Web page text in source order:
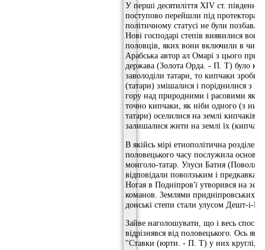
У перші десятиліття XIV ст.
поступово перейшли під
політичному статусі не були
Нові господарі степів виявилися
половців, яких вони включили в
Арабська автор ал Омарі з цього
держава (Золота Орда. - П. Т) було
заволоділи татари, то кипчаки
(татари) змішалися і поріднилися з
гору над природними і расовими
точно кипчаки, як ніби одного (з
татари) оселилися на землі
залишалися жити на землі їх
В якійсь мірі етнополітична
половецького часу послужила
монголо-татар. Улуси Батия
відповідали поволзьким і
Ногая в Подніпров'ї утворився на
команов. Землями придніпровських
донські степи стали улусом Дешт-і-
Зайве наголошувати, що і весь
відрізнявся від половецького. Ось
"Ставки (юрти. - П. Т) у них круглі,